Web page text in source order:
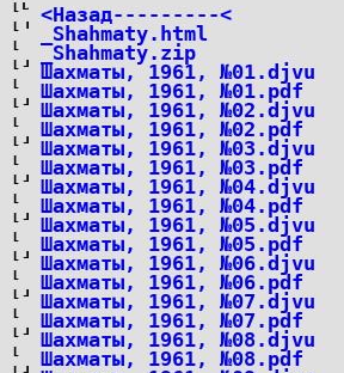
<Назад---------<
_Shahmaty.html
_Shahmaty.zip
Шахматы, 1961, №01.djvu
Шахматы, 1961, №01.pdf
Шахматы, 1961, №02.djvu
Шахматы, 1961, №02.pdf
Шахматы, 1961, №03.djvu
Шахматы, 1961, №03.pdf
Шахматы, 1961, №04.djvu
Шахматы, 1961, №04.pdf
Шахматы, 1961, №05.djvu
Шахматы, 1961, №05.pdf
Шахматы, 1961, №06.djvu
Шахматы, 1961, №06.pdf
Шахматы, 1961, №07.djvu
Шахматы, 1961, №07.pdf
Шахматы, 1961, №08.djvu
Шахматы, 1961, №08.pdf